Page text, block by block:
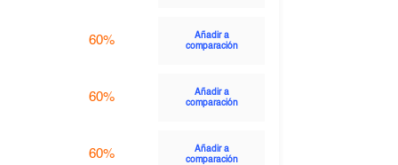
60%
Añadir a
comparación
60%
Añadir a
comparación
60%
Añadir a
comparación